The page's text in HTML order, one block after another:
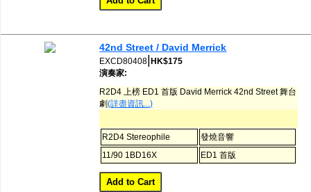
42nd Street / David Merrick
EXCD80408 |HK$175
演奏家:
R2D4 上榜 ED1 首版 David Merrick 42nd Street 舞台
劇(詳盡資訊...)
R2D4 Stereophile
發燒音響
11/90 1BD16X
ED1 首版